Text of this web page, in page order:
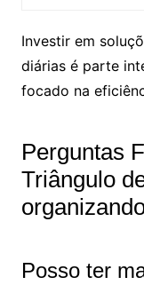
Investir em
diárias é parte
focado na
Perguntas
Triângulo
Posso ter